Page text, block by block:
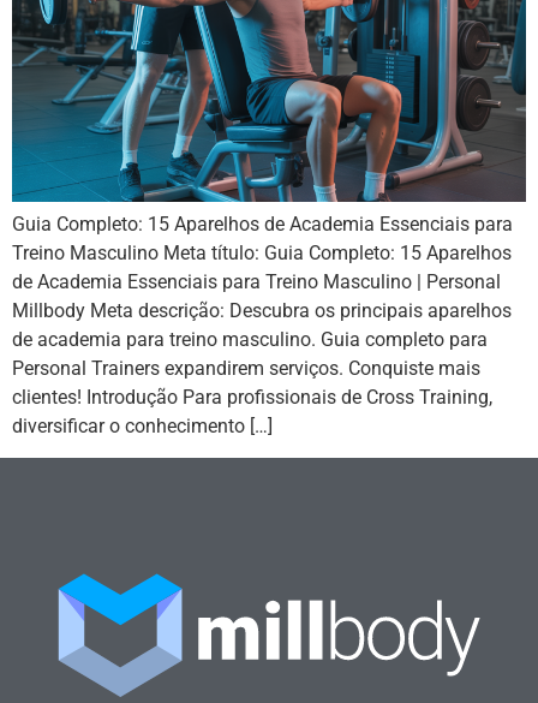
Guia Completo: 15 Aparelhos de Academia Essenciais para
Treino Masculino Meta título: Guia Completo: 15 Aparelhos
de Academia Essenciais para Treino Masculino | Personal
Millbody Meta descrição: Descubra os principais aparelhos
de academia para treino masculino. Guia completo para
Personal Trainers expandirem serviços. Conquiste mais
clientes! Introdução Para profissionais de Cross Training,
diversificar o conhecimento […]